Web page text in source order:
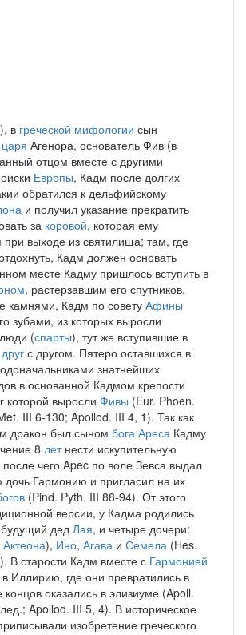
в греческой мифологии сын
царя Агенора, основатель Фив (в
отцом вместе с другими
Европы, Кадм после долгих
обратился к дельфийскому
и получил указание прекратить
за коровой, которая ему
при выходе из святилища; там, где
Кадм должен основать
месте Кадму пришлось вступить в
, растерзавшим его спутников.
камнями, Кадм по совету Афины
зубами, из которых выросли
(спарты), тут же вступившие в
друг с другом. Пятеро оставшихся в
знатнейших
в основанной Кадмом крепости
которой выросли Фивы (Eur. Phoen.
III 6-130; Apollod. III 4, 1). Так как
дракон был сыном бога Ареса Кадму
8 летнести искупительную
после чего Apec по воле Зевса выдал
Гармонию и пригласил на их
(Pind. Pyth. III 88-94). От этого
версии, у Кадма родились
дедЛая, и четыре дочери:
Актеона), Ино, Агава и Семела (Hes.
В старости Кадм вместе с Гармонией
Иллирию, где они превратились в
концов оказались в элизиуме (Apoll.
Apollod. III 5, 4). В историческое
изобретение греческого